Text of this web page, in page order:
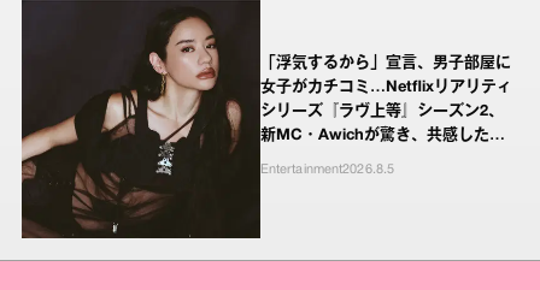
「浮気するから」宣言、男子部屋に
女子がカチコミ…Netflixリアリティ
シリーズ『ラヴ上等』シーズン2、
新MC・Awichが驚き、共感したヤ
Entertainment2026.8.5